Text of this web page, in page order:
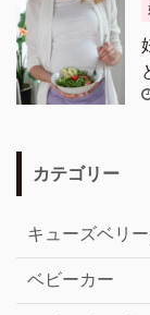
カテゴリー
キューズベリ
ベビーカー